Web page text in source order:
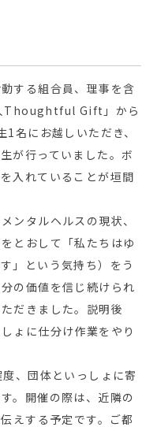
する組合員、理事を含
Thoughtful Gift」から
名にお越しいただき、
が行っていました。ボ
入れていることが垣間
ンタルヘルスの現状、
とおして「私たちはゆ
」という気持ち）をう
の価値を信じ続けられ
だきました。説明後
ょに仕分け作業をやり
、団体といっしょに寄
。開催の際は、近隣の
えする予定です。ご都